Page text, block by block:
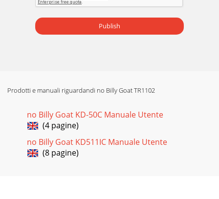
Publish
Prodotti e manuali riguardandi no Billy Goat TR1102
no Billy Goat KD-50C Manuale Utente
(4 pagine)
no Billy Goat KD511IC Manuale Utente
(8 pagine)